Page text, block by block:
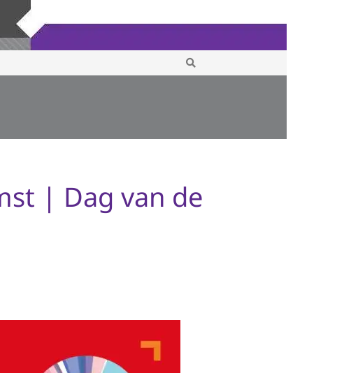
| Dag van de